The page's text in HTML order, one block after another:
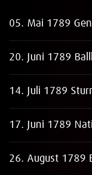
05. Mai 1789
20. Juni 1789
14. Juli 1789
17. Juni 1789
26. August 1789